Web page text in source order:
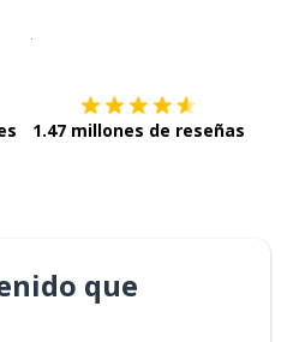
1.47 millones de reseñas
que